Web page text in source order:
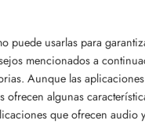
puede usarlas para
mencionados a
Aunque las
algunas
que ofrecen